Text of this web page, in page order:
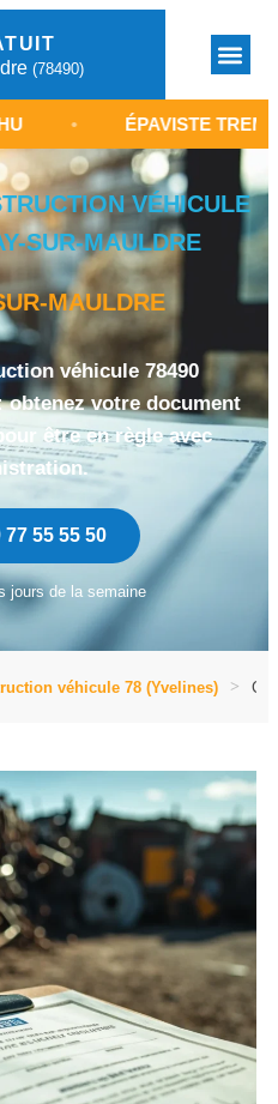
(78490)
ÉPAVISTE TREMBLAY-SUR-
VÉHICULE
SUR-MAULDRE
MAULDRE
véhicule 78490
obtenez votre document
être en règle avec
77 55 55 50
jours de la semaine
véhicule 78 (Yvelines)